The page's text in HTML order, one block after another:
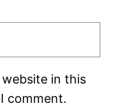
website in this
comment.